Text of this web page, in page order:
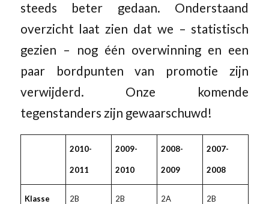
steeds beter gedaan. Onderstaand
overzicht laat zien dat we – statistisch
gezien – nog één overwinning en een
paar bordpunten van promotie zijn
verwijderd. Onze komende
tegenstanders zijn gewaarschuwd!
2010-
2011
2009-
2010
2008-
2009
2007-
2008
Klasse 2B 2B 2A 2B